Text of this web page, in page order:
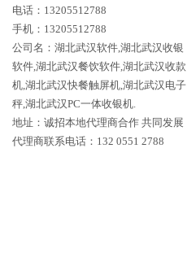
电话：13205512788
手机：13205512788
公司名：湖北武汉软件,湖北武汉收银
软件,湖北武汉餐饮软件,湖北武汉收款
机,湖北武汉快餐触屏机,湖北武汉电子
秤,湖北武汉PC一体收银机.
地址：诚招本地代理商合作 共同发展
代理商联系电话：132 0551 2788